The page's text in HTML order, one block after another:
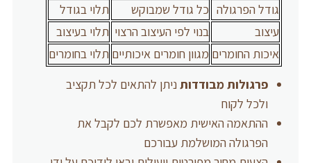
גודל הפרגולה כל גודל שמבוקש
תלוי בגודל
עיצוב
בנוי לפי העיצוב הרצוי תלוי בעיצוב
איכות החומרים מגוון חומרים איכותיים תלוי בחומרים
פרגולות מבודדותניתן להתאים לכל תקציב
ולכל לקוח
ההתאמה האישית מאפשרת לכם לקבל את
הפרגולה המושלמת עבורכם